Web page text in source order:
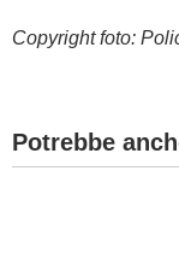
Copyright foto:
Potrebbe